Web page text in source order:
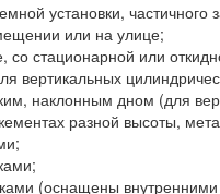
установки, частичного
или на улице;
со стационарной или
вертикальных
наклонным дном (для
разной высоты,
(оснащены